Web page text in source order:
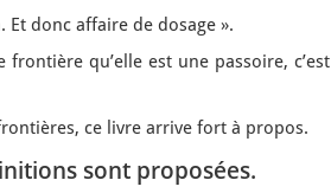
donc affaire de dosage ».
qu’elle est une passoire, c’est
ce livre arrive fort à propos.
sont proposées.